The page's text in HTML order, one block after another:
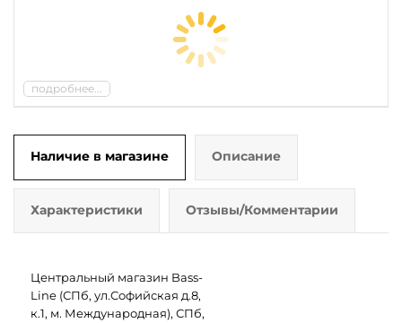
подробнее...
Наличие в магазине Описание
Характеристики Отзывы/Комментарии
Центральный магазин Bass-
Line (СПб, ул.Софийская д.8,
к.1, м. Международная), СПб,